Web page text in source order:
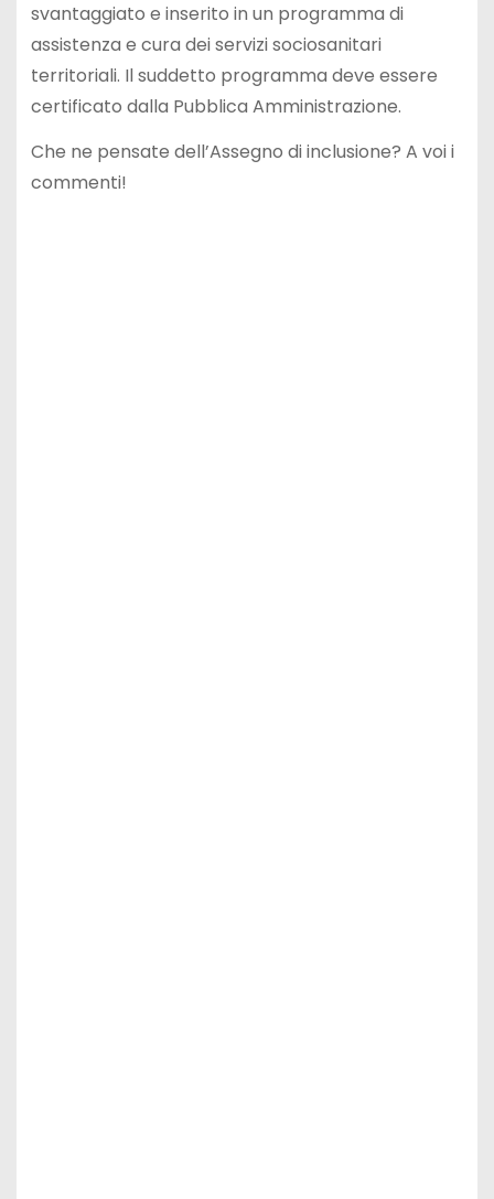
svantaggiato e inserito in un programma di
assistenza e cura dei servizi sociosanitari
territoriali. Il suddetto programma deve essere
certificato dalla Pubblica Amministrazione.
Che ne pensate dell’Assegno di inclusione? A voi i
commenti!